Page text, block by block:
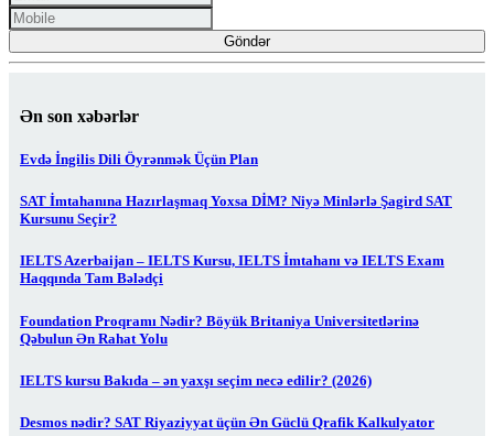
Göndər
Ən son xəbərlər
Evdə İngilis Dili Öyrənmək Üçün Plan
SAT İmtahanına Hazırlaşmaq Yoxsa DİM? Niyə Minlərlə Şagird SAT
Kursunu Seçir?
IELTS Azerbaijan – IELTS Kursu, IELTS İmtahanı və IELTS Exam
Haqqında Tam Bələdçi
Foundation Proqramı Nədir? Böyük Britaniya Universitetlərinə
Qəbulun Ən Rahat Yolu
IELTS kursu Bakıda – ən yaxşı seçim necə edilir? (2026)
Desmos nədir? SAT Riyaziyyat üçün Ən Güclü Qrafik Kalkulyator